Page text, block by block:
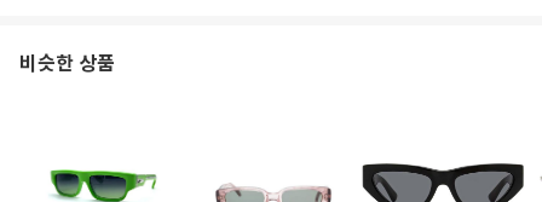
비슷한 상품